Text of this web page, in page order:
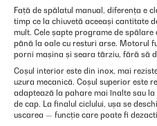
Față de spălatul manual, diferența e
timp ce la chiuvetă aceeași cantitate
mult. Cele șapte programe de
până la oale cu resturi arse. Motorul
porni mașina și seara târziu, fără să
Coșul interior este din inox, mai
uzura mecanică. Coșul superior este
adaptează la pahare mai înalte sau
de cap. La finalul ciclului, ușa se
uscarea — funcție care poate fi